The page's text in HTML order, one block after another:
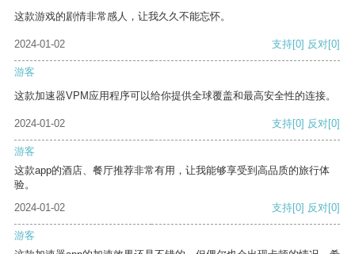
这款游戏的剧情非常感人，让我久久不能忘怀。
2024-01-02 支持[0] 反对[0]
游客
这款加速器VPM应用程序可以给你提供全球覆盖和最高安全性的连接。
2024-01-02 支持[0] 反对[0]
游客
这款app的酒店、餐厅推荐非常有用，让我能够享受到高品质的旅行体
验。
2024-01-02
支持[0] 反对[0]
游客